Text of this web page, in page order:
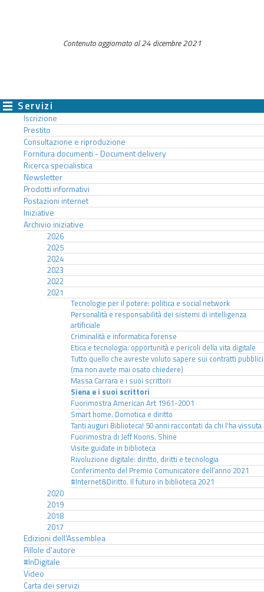
Contenuto aggiornato al 24 dicembre 2021
Servizi
Iscrizione
Prestito
Consultazione e riproduzione
Fornitura documenti - Document delivery
Ricerca specialistica
Newsletter
Prodotti informativi
Postazioni internet
Iniziative
Archivio iniziative
2026
2025
2024
2023
2022
2021
Tecnologie per il potere: politica e social network
Personalità e responsabilità dei sistemi di intelligenza
artificiale
Criminalità e informatica forense
Etica e tecnologia: opportunità e pericoli della vita digitale
Tutto quello che avreste voluto sapere sui contratti pubblici
(ma non avete mai osato chiedere)
Massa Carrara e i suoi scrittori
Siena e i suoi scrittori
Fuorimostra American Art 1961-2001
Smart home. Domotica e diritto
Tanti auguri Biblioteca! 50 anni raccontati da chi l'ha vissuta
Fuorimostra di Jeff Koons. Shine
Visite guidate in biblioteca
Rivoluzione digitale: diritto, diritti e tecnologia
Conferimento del Premio Comunicatore dell’anno 2021
#Internet&Diritto. Il futuro in biblioteca 2021
2020
2019
2018
2017
Edizioni dell'Assemblea
Pillole d'autore
#InDigitale
Video
Carta dei servizi